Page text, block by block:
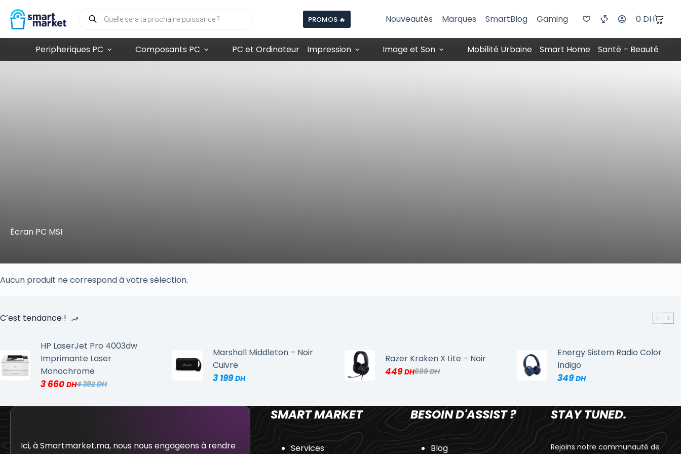
PROMOS 🔥 Nouveautés Marques SmartBlog Gaming 0 DH
Peripheriques PC Composants PC PC et Ordinateur Impression Image et Son Mobilité Urbaine Smart Home Santé – Beauté
Écran PC MSI
Aucun produit ne correspond à votre sélection.
C’est tendance !
HP LaserJet Pro 4003dw
Imprimante Laser
Monochrome
4 392
3 660
Marshall Middleton – Noir
Cuivre
3 199
Razer Kraken X Lite – Noir
699
449
Energy Sistem Radio Color
Indigo
349
Ici, à Smartmarket.ma, nous nous engageons à rendre
SMART MARKET
Services
BESOIN D'ASSIST ?
Blog
STAY TUNED.
Rejoins notre communauté de